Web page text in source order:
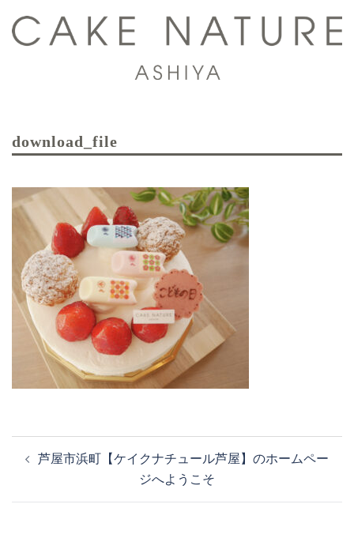
ュ
ー
download_file
稿
芦屋市浜町【ケイクナチュール芦屋】のホームペー
ジへようこそ